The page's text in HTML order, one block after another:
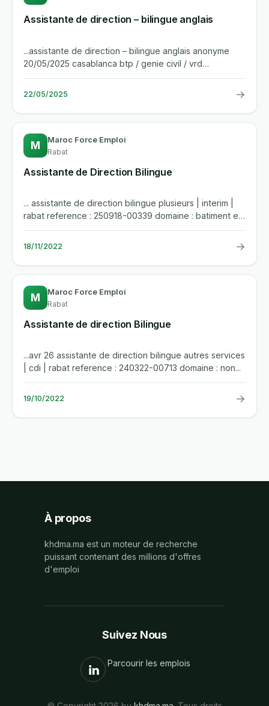
Assistante de direction – bilingue anglais
...assistante de direction – bilingue anglais anonyme
20/05/2025 casablanca btp / genie civil / vrd
entreprise dans le...
22/05/2025 →
M Maroc Force Emploi
Rabat
Assistante de Direction Bilingue
... assistante de direction bilingue plusieurs | interim |
rabat reference : 250918-00339 domaine : batiment et
travaux...
18/11/2022 →
M Maroc Force Emploi
Rabat
Assistante de direction Bilingue
...avr 26 assistante de direction bilingue autres services
| cdi | rabat reference : 240322-00713 domaine : non...
19/10/2022 →
À propos
khdma.ma est un moteur de recherche
puissant contenant des millions d'offres
d'emploi
Suivez Nous
Parcourir les emplois